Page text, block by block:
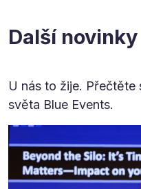
Další novinky
U nás to žije.
světa Blue Events.